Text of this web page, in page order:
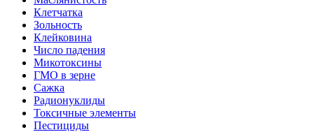
Клетчатка
Зольность
Клейковина
Число падения
Микотоксины
ГМО в зерне
Сажка
Радионуклиды
Токсичные элементы
Пестициды